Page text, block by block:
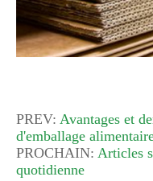
PREV: Avantages et
d'emballage
PROCHAIN: Articles
quotidienne